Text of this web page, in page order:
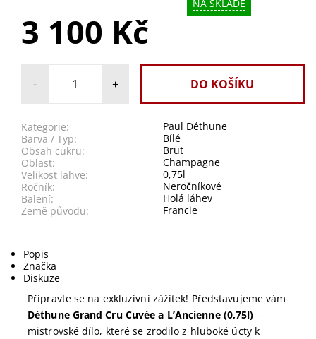
NA SKLADĚ
3 100 Kč
- +
Kategorie:
Paul Déthune
Barva / Typ:
Bílé
Obsah cukru:
Brut
Oblast:
Champagne
Velikost lahve:
0,75l
Ročník:
Neročníkové
Balení:
Holá láhev
Země původu:
Francie
Popis
Značka
Diskuze
Připravte se na exkluzivní zážitek! Představujeme vám
Déthune Grand Cru Cuvée a L’Ancienne (0,75l) –
mistrovské dílo, které se zrodilo z hluboké úcty k